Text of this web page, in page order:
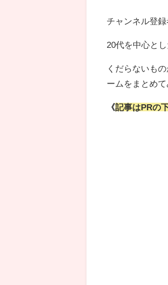
チャンネル登
20代を中心と
くだらないも
ームをまとめて
《記事はPRの